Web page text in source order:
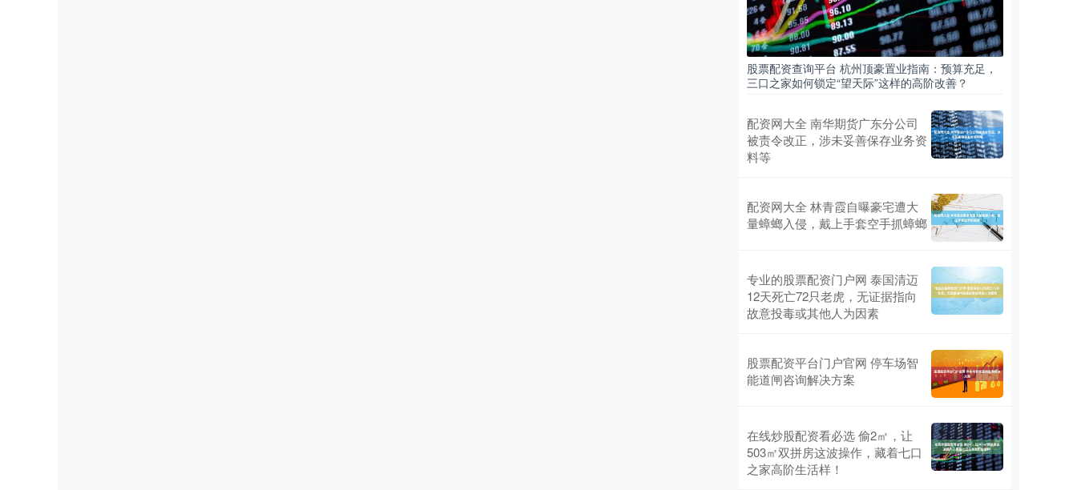
股票配资查询平台 杭州顶豪置业指南：预算充足，
三口之家如何锁定“望天际”这样的高阶改善？
配资网大全 南华期货广东分公司
被责令改正，涉未妥善保存业务资
料等
配资网大全 林青霞自曝豪宅遭大
量蟑螂入侵，戴上手套空手抓蟑螂
专业的股票配资门户网 泰国清迈
12天死亡72只老虎，无证据指向
故意投毒或其他人为因素
股票配资平台门户官网 停车场智
能道闸咨询解决方案
在线炒股配资看必选 偷2㎡，让
503㎡双拼房这波操作，藏着七口
之家高阶生活样！